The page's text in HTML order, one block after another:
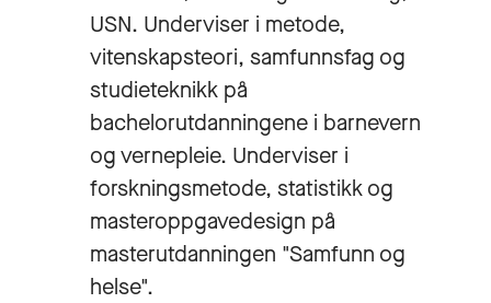
USN. Underviser i metode,
vitenskapsteori, samfunnsfag og
studieteknikk på
bachelorutdanningene i barnevern
og vernepleie. Underviser i
forskningsmetode, statistikk og
masteroppgavedesign på
masterutdanningen "Samfunn og
helse".